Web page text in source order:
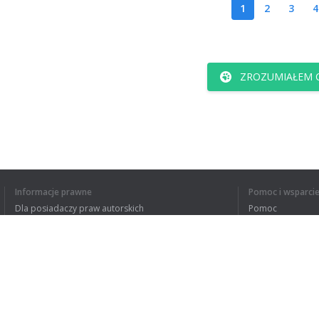
1 2 3 4
ZROZUMIAŁEM
Informacje prawne
Dla posiadaczy praw autorskich
Pomoc i wsparcie
Pomoc